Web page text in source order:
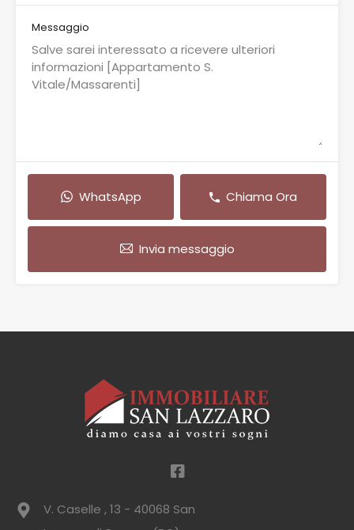
Messaggio
WhatsApp Chiama Ora
Invia messaggio
V. Caselle , 13 - 40068 San